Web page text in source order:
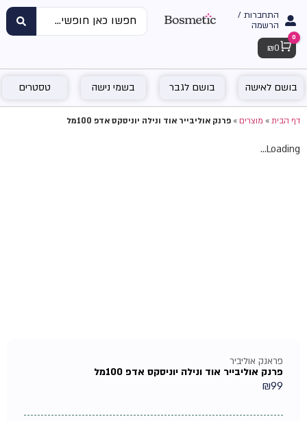
התחברות /
הרשמה
Cart
0
₪ 0
בושם לאישה בושם לגבר בשמי נישה טסטרים
דף הבית»מוצרים»פרנק אוליבייר אוד ונילה יוניסקס אדפ 100מל
Loading...
פראנק אוליביר
פרנק אוליבייר אוד ונילה יוניסקס אדפ 100מל
₪99